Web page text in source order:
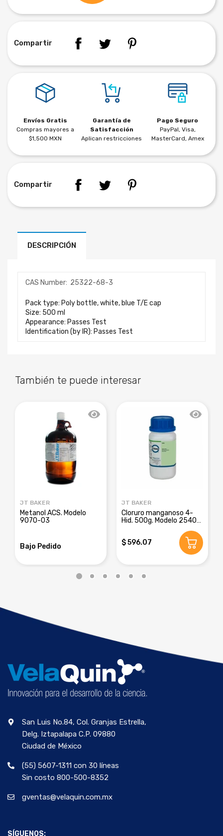
Compartir
Envíos Gratis
Compras mayores a
$1,500 MXN
Garantía de
Satisfacción
Aplican restricciones
Pago Seguro
PayPal, Visa,
MasterCard, Amex
Compartir
DESCRIPCIÓN
CAS Number: 25322-68-3
Pack type: Poly bottle, white, blue T/E cap
Size: 500 ml
Appearance: Passes Test
Identification (by IR): Passes Test
También te puede interesar
JT BAKER
Metanol ACS. Modelo
9070-03
Bajo Pedido
JT BAKER
Cloruro manganoso 4-
Hid. 500g. Modelo 2540-
$ 596.07
San Luis No.84, Col. Granjas Estrella,
Delg. Iztapalapa C.P. 09880
Ciudad de México
(55) 5607-1311 con 30 líneas
Sin costo 800-500-8352
gventas@velaquin.com.mx
SÍGUENOS: